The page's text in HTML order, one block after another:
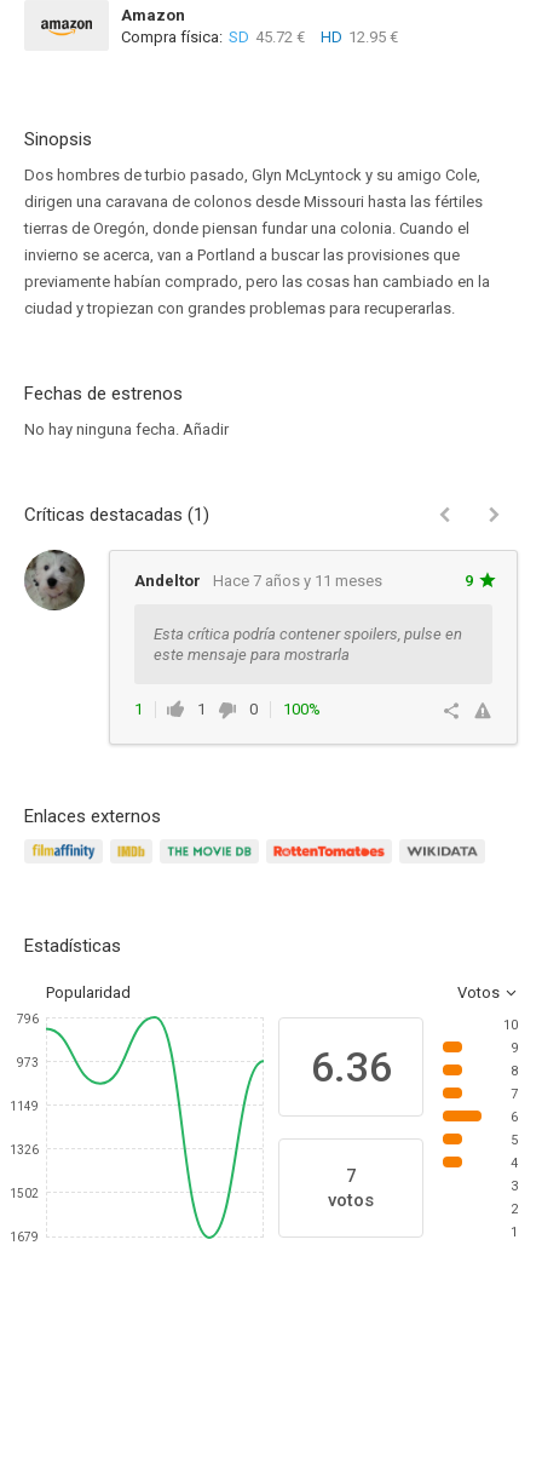
Amazon
Compra física: SD 45.72 € HD 12.95 €
Sinopsis
Dos hombres de turbio pasado, Glyn McLyntock y su amigo Cole,
dirigen una caravana de colonos desde Missouri hasta las fértiles
tierras de Oregón, donde piensan fundar una colonia. Cuando el
invierno se acerca, van a Portland a buscar las provisiones que
previamente habían comprado, pero las cosas han cambiado en la
ciudad y tropiezan con grandes problemas para recuperarlas.
Fechas de estrenos
No hay ninguna fecha. Añadir
Críticas destacadas (1)
Andeltor Hace 7 años y 11 meses 9
Esta crítica podría contener spoilers, pulse en
este mensaje para mostrarla
1 1 0
100%
Enlaces externos
Estadísticas
Popularidad Votos
796
973
1149
1326
1502
1679
6.36
7
votos
10
9
8
7
6
5
4
3
2
1